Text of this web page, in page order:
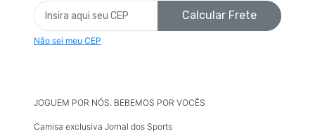
Calcular Frete
Não sei meu CEP
JOGUEM POR NÓS. BEBEMOS POR VOCÊS
Camisa exclusiva Jornal dos Sports